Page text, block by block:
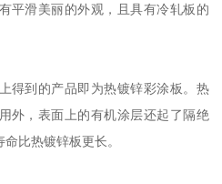
平滑美丽的外观，且具有冷轧板的
得到的产品即为热镀锌彩涂板。热
外，表面上的有机涂层还起了隔绝
比热镀锌板更长。